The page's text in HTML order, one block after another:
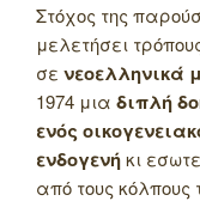
Στόχος της
μελετήσει
σε νεοελληνικά
1974 μια διπλή
ενός
ενδογενήκι
από τους κόλπους